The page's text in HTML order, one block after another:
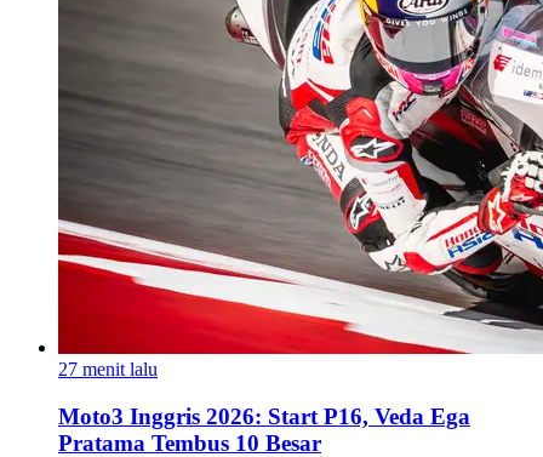
27 menit lalu
Moto3 Inggris 2026: Start P16, Veda Ega
Pratama Tembus 10 Besar